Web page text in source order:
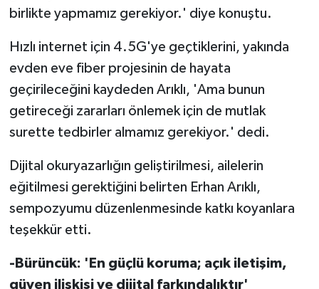
birlikte yapmamız gerekiyor.' diye konuştu.
Hızlı internet için 4.5G'ye geçtiklerini, yakında
evden eve fiber projesinin de hayata
geçirileceğini kaydeden Arıklı, 'Ama bunun
getireceği zararları önlemek için de mutlak
surette tedbirler almamız gerekiyor.' dedi.
Dijital okuryazarlığın geliştirilmesi, ailelerin
eğitilmesi gerektiğini belirten Erhan Arıklı,
sempozyumu düzenlenmesinde katkı koyanlara
teşekkür etti.
-Bürüncük: 'En güçlü koruma; açık iletişim,
güven ilişkisi ve dijital farkındalıktır'